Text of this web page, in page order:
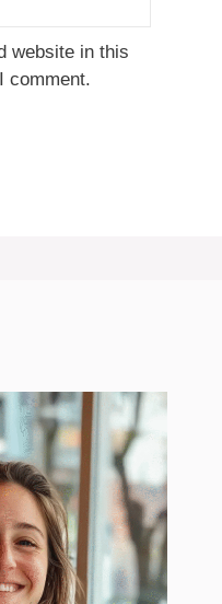
website in this
comment.